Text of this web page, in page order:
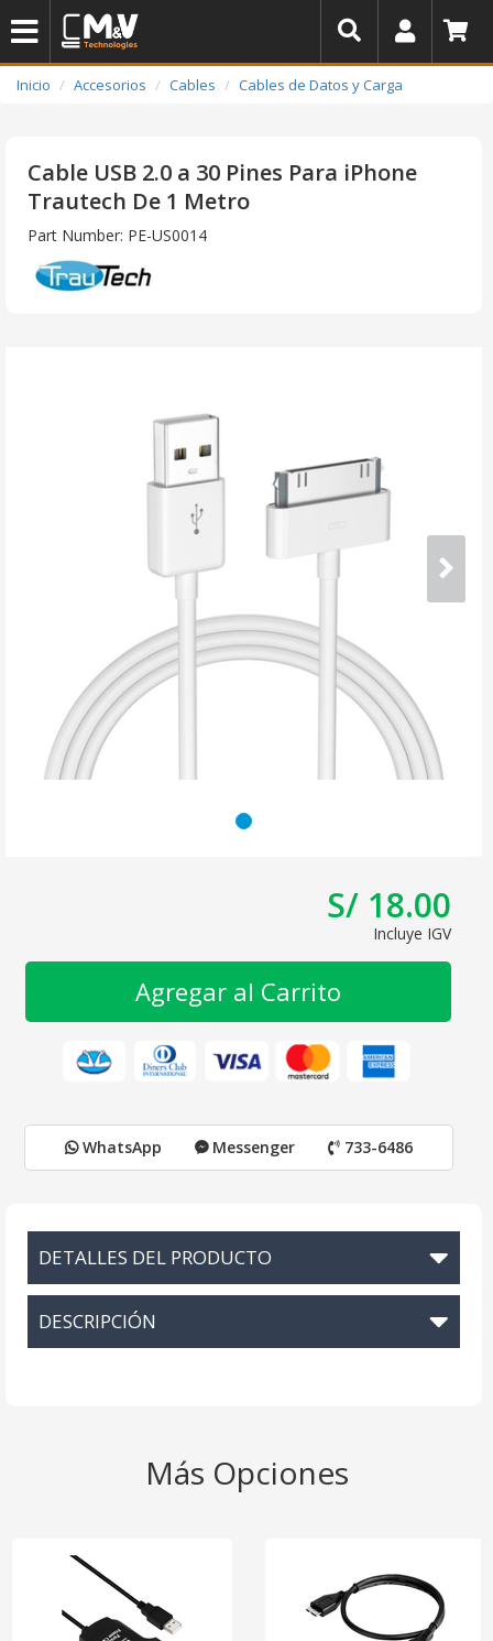
Inicio Accesorios Cables Cables de Datos y Carga
Cable USB 2.0 a 30 Pines Para iPhone
Trautech De 1 Metro
Part Number: PE-US0014
S/ 18.00
Incluye IGV
Agregar al Carrito
WhatsApp Messenger 733-6486
DETALLES DEL PRODUCTO
DESCRIPCIÓN
Más Opciones